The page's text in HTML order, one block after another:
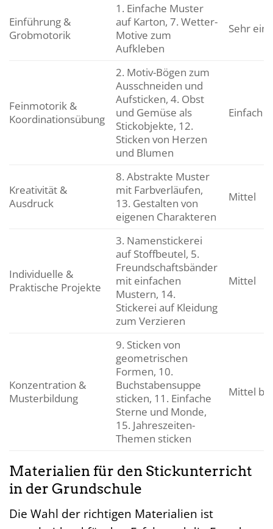
Einführung &
Grobmotorik
1. Einfache Muster
auf Karton, 7. Wetter-
Motive zum
Aufkleben
Sehr
Feinmotorik &
Koordinationsübung
2. Motiv-Bögen zum
Ausschneiden und
Aufsticken, 4. Obst
und Gemüse als
Stickobjekte, 12.
Sticken von Herzen
und Blumen
Einfach
Kreativität &
Ausdruck
8. Abstrakte Muster
mit Farbverläufen,
13. Gestalten von
eigenen Charakteren
Mittel
Individuelle &
Praktische Projekte
3. Namenstickerei
auf Stoffbeutel, 5.
Freundschaftsbänder
mit einfachen
Mustern, 14.
Stickerei auf Kleidung
zum Verzieren
Mittel
Konzentration &
Musterbildung
9. Sticken von
geometrischen
Formen, 10.
Buchstabensuppe
sticken, 11. Einfache
Sterne und Monde,
15. Jahreszeiten-
Themen sticken
Mittel
Materialien für den Stickunterricht
in der Grundschule
Die Wahl der richtigen Materialien ist